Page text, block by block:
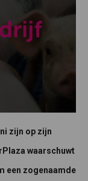
zijn op zijn
waarschuwt
een zogenaamde